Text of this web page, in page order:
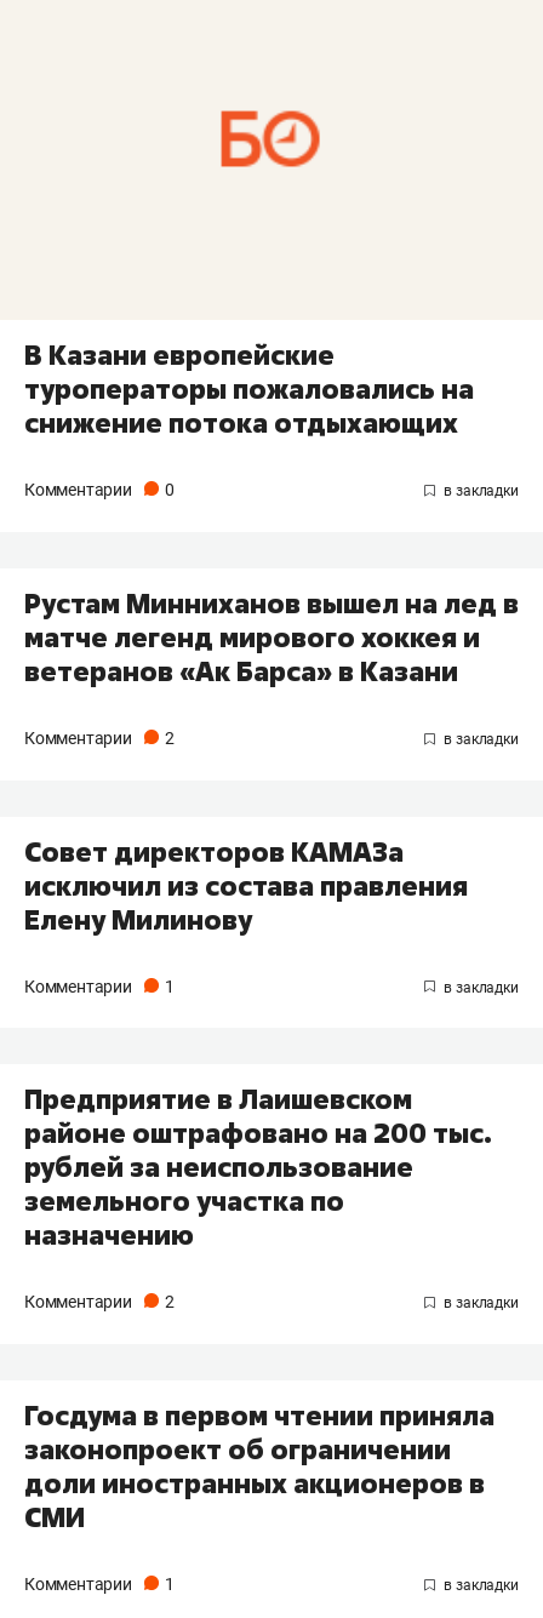
В Казани европейские
туроператоры пожаловались на
снижение потока отдыхающих
Комментарии 0
Рустам Минниханов вышел на лед в
матче легенд мирового хоккея и
ветеранов «Ак Барса» в Казани
Комментарии 2
Совет директоров КАМАЗа
исключил из состава правления
Елену Милинову
Комментарии 1
Предприятие в Лаишевском
районе оштрафовано на 200 тыс.
рублей за неиспользование
земельного участка по
назначению
Комментарии 2
Госдума в первом чтении приняла
законопроект об ограничении
доли иностранных акционеров в
СМИ
Комментарии 1